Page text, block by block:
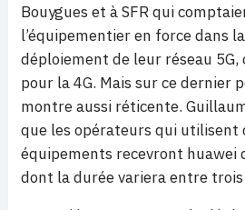
Bouygues et à SFR qui
l’équipementier en force dans
déploiement de leur réseau 5G,
pour la 4G. Mais sur ce dernier
montre aussi réticente.
que les opérateurs qui utilisent
équipements recevront huawei
dont la durée variera entre